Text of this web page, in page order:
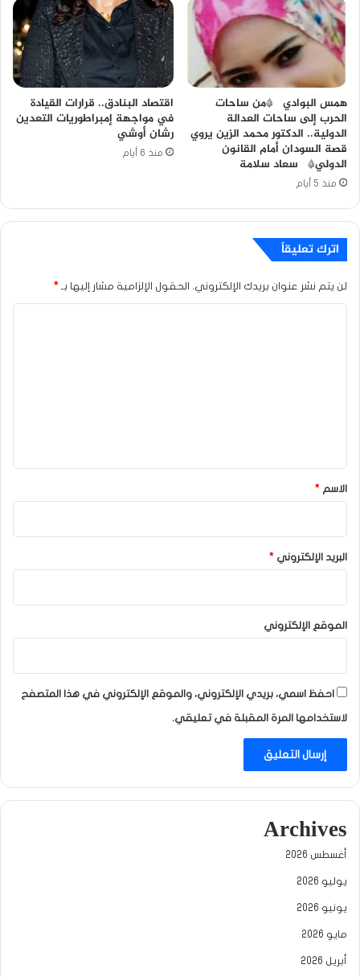
همس البوادي *من ساحات
الحرب إلى ساحات العدالة
الدولية.. الدكتور محمد الزين يروي
قصة السودان أمام القانون
الدولي* سعاد سلامة
منذ 5 أيام
اقتصاد البنادق.. قرارات القيادة
في مواجهة إمبراطوريات التعدين
رشان أوشي
منذ 6 أيام
اترك تعليقاً
لن يتم نشر عنوان بريدك الإلكتروني. الحقول الإلزامية مشار إليها بـ *
*الاسم *
البريد الإلكتروني *
الموقع الإلكتروني
احفظ اسمي، بريدي الإلكتروني، والموقع الإلكتروني في هذا المتصفح
لاستخدامها المرة المقبلة في تعليقي.
Archives
أغسطس 2026
يوليو 2026
يونيو 2026
مايو 2026
أبريل 2026